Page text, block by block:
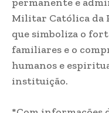
Militar Católica da
que simboliza o
familiares e o
humanos e
instituição.